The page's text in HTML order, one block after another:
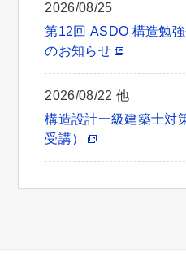
2026/08/25
第12回 ASDO 構造勉
のお知らせ
2026/08/22 他
構造設計一級建築士対
受講）